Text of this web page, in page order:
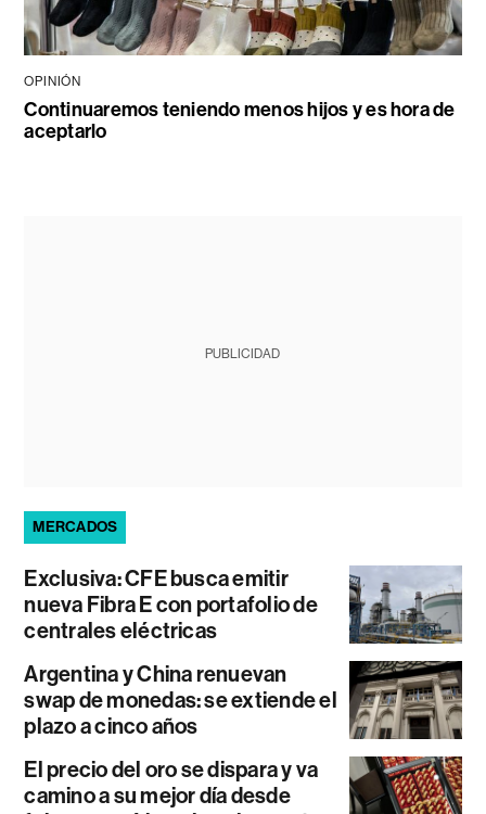
OPINIÓN
Continuaremos teniendo menos hijos y es hora de
aceptarlo
PUBLICIDAD
MERCADOS
Exclusiva: CFE busca emitir
nueva Fibra E con portafolio de
centrales eléctricas
Argentina y China renuevan
swap de monedas: se extiende el
plazo a cinco años
El precio del oro se dispara y va
camino a su mejor día desde